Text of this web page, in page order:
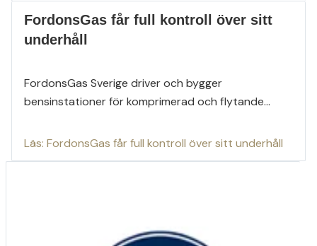
FordonsGas får full kontroll över sitt
underhåll
FordonsGas Sverige driver och bygger
bensinstationer för komprimerad och flytande...
Läs: FordonsGas får full kontroll över sitt underhåll